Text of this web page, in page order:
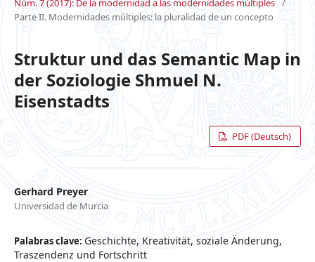
Núm. 7 (2017): De la modernidad a las modernidades múltiples /
Parte II. Modernidades múltiples: la pluralidad de un concepto
Struktur und das Semantic Map in
der Soziologie Shmuel N.
Eisenstadts
PDF (Deutsch)
Gerhard Preyer
Universidad de Murcia
Palabras clave: Geschichte, Kreativität, soziale Änderung,
Traszendenz und Fortschritt